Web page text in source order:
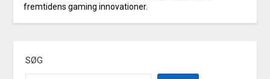
fremtidens gaming innovationer.
SØG